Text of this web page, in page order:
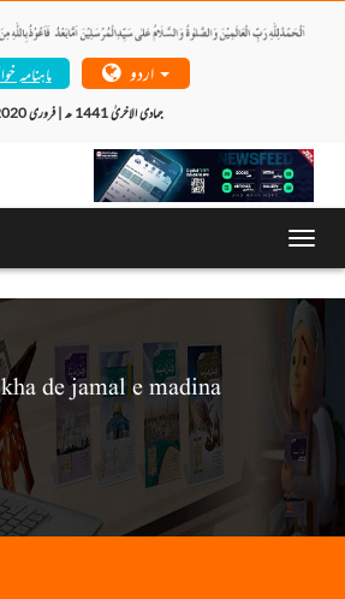
ماہنامہ
de jamal e madina